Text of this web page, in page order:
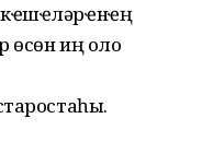
өсөн иң оло